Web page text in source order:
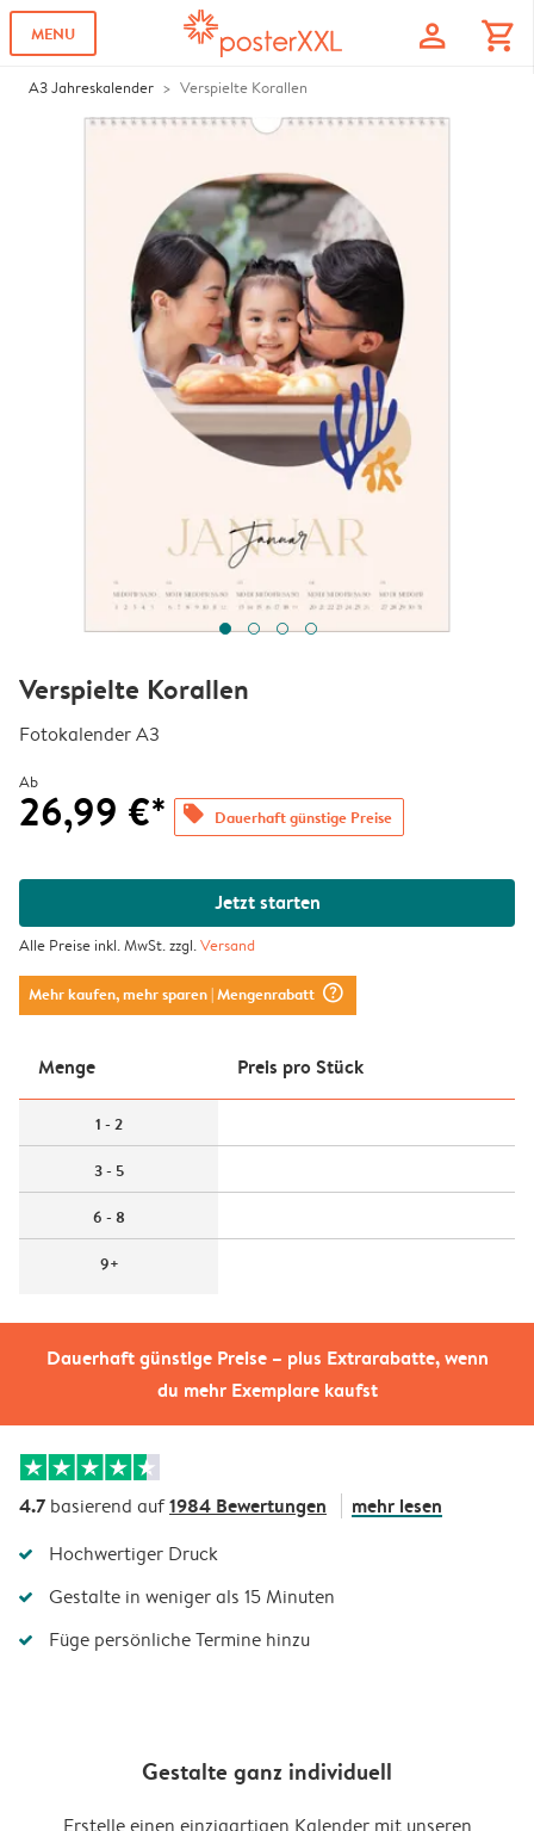
MENU profile shopping_cart
A3 Jahreskalender Verspielte Korallen
Dauerhaft günstige Preise – plus Extrarabatte, wenn
du mehr Exemplare kaufst
Verspielte Korallen
Fotokalender A3
Ab
26,99 €* offers Dauerhaft günstige Preise
Jetzt starten
Alle Preise inkl. MwSt. zzgl.Versand
Mehr kaufen, mehr sparen| Mengenrabatt question_mark_circle
Menge Preis pro Stück
1 - 2
3 - 5
6 - 8
9+
4.7 basierend auf1984 Bewertungen mehr lesen
Hochwertiger Druck
Gestalte in weniger als 15 Minuten
Füge persönliche Termine hinzu
Gestalte ganz individuell
Erstelle einen einzigartigen Kalender mit unseren